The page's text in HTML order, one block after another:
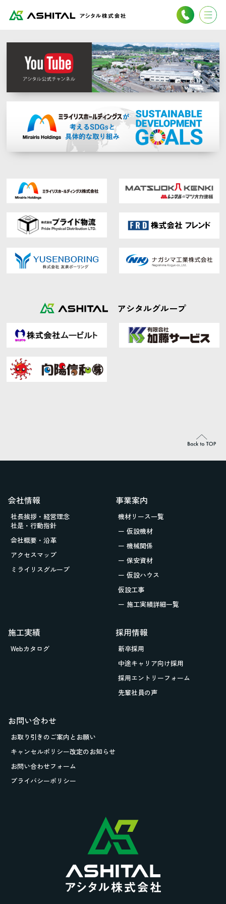
アシタルグループ
会社情報
社長挨拶・経営理念
社是・行動指針
会社概要・沿革
アクセスマップ
ミライリスグループ
事業案内
機材リース一覧
ー 仮設機材
ー 機械関係
ー 保安資材
ー 仮設ハウス
仮設工事
ー 施工実績詳細一覧
施工実績
Webカタログ
採用情報
新卒採用
中途キャリア向け採用
採用エントリーフォーム
先輩社員の声
お問い合わせ
お取り引きのご案内とお願い
キャンセルポリシー改定のお知らせ
お問い合わせフォーム
プライバシーポリシー